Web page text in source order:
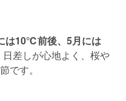
は10℃前後、5月には
差しが心地よく、桜や
です。